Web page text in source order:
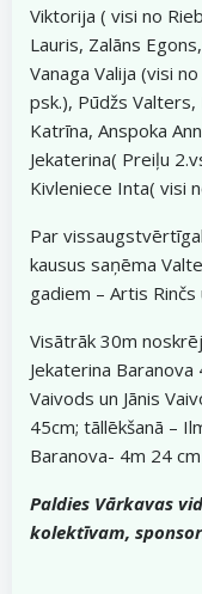
Viktorija ( visi no
Lauris, Zalāns
Vanaga Valija (visi
psk.), Pūdžs
Katrīna, Anspoka
Jekaterina( Preiļu
Kivleniece Inta( visi
Par
kausus saņēma
gadiem – Artis Rinčs
Visātrāk 30m
Jekaterina
Vaivods un Jānis
45cm; tāllēkšanā –
Baranova- 4m 24 cm
Paldies Vārkavas
kolektīvam,